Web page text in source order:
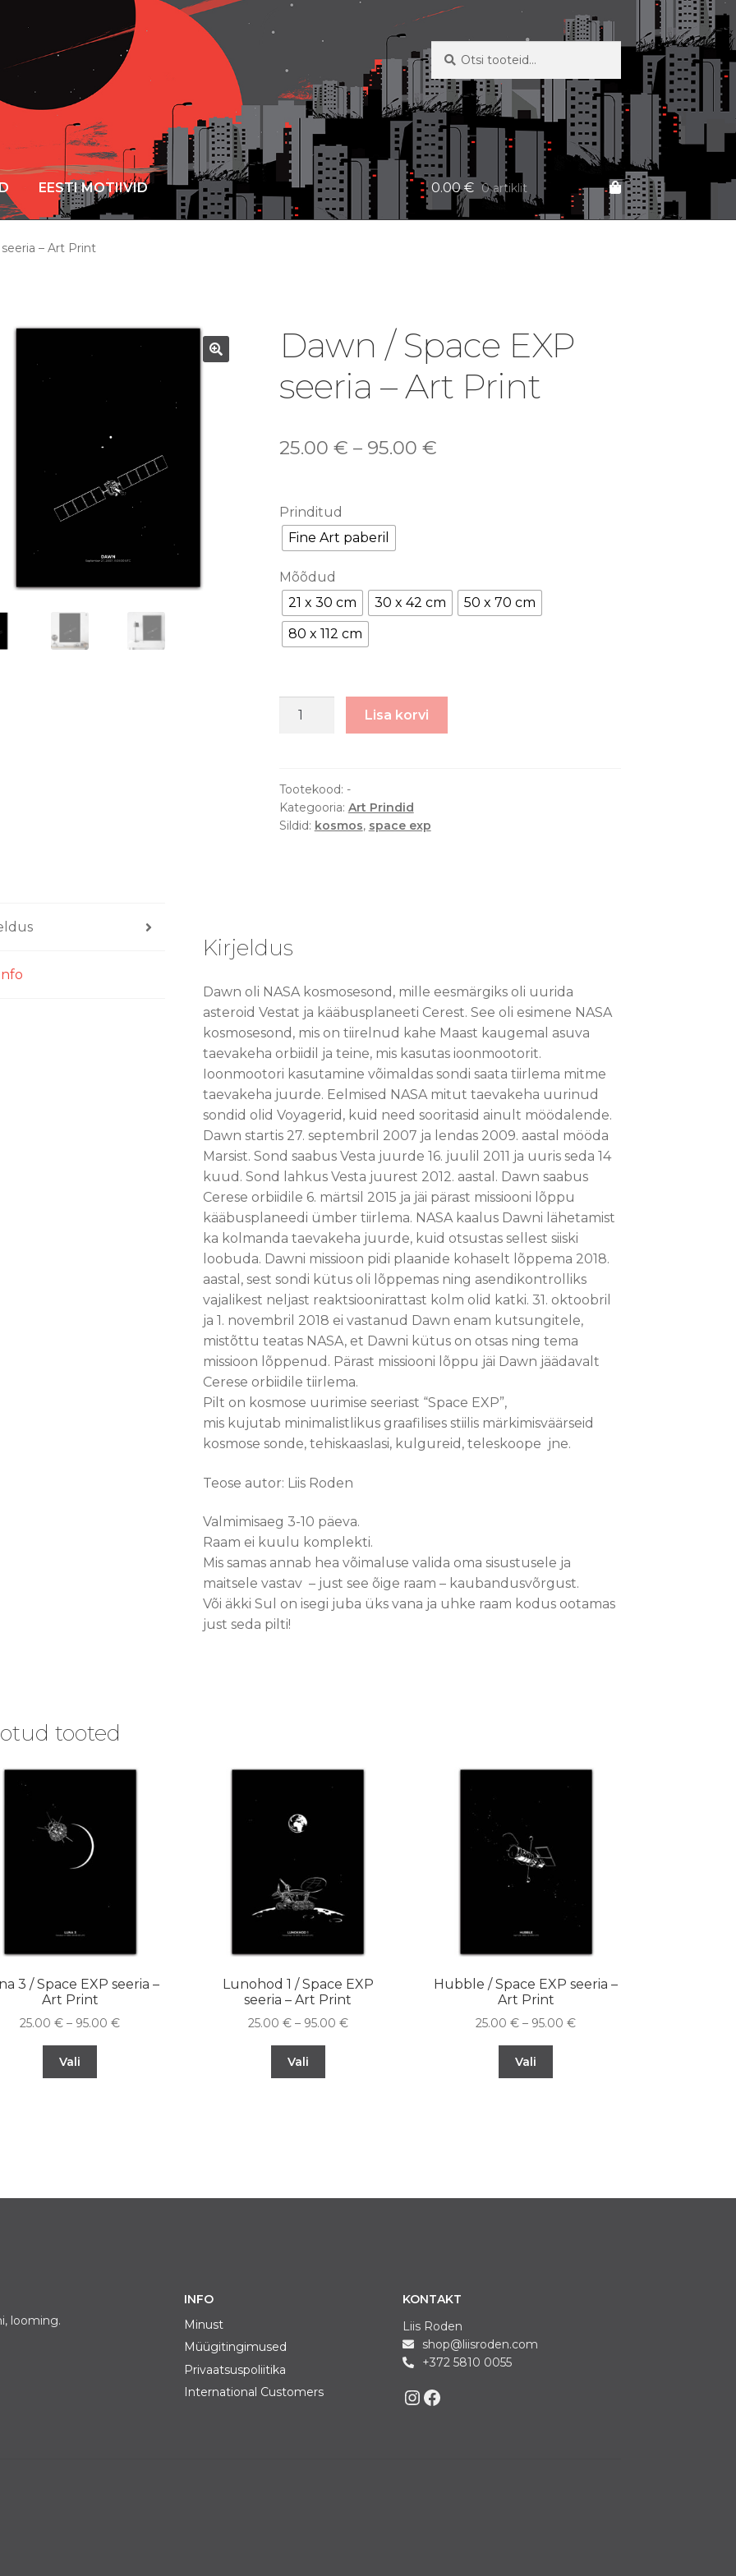
Otsi:
Otsi
EESTI MOTIIVID 0.00€ 0 artiklit
– Art Print
Dawn / Space EXP
seeria – Art Print
25.00 € – 95.00 €
Prinditud
Fine Art paberil
Mõõdud
21 x 30 cm
30 x 42 cm
50 x 70 cm
80 x 112 cm
Dawn
seeria
-
Art
Lisa korvi
Tootekood: -
Kategooria: Art Prindid
Sildid: kosmos, space exp
Kirjeldus
Dawn oli NASA kosmosesond, mille eesmärgiks oli uurida
asteroid Vestat ja kääbusplaneeti Cerest. See oli esimene NASA
kosmosesond, mis on tiirelnud kahe Maast kaugemal asuva
taevakeha orbiidil ja teine, mis kasutas ioonmootorit.
Ioonmootori kasutamine võimaldas sondi saata tiirlema mitme
taevakeha juurde. Eelmised NASA mitut taevakeha uurinud
sondid olid Voyagerid, kuid need sooritasid ainult möödalende.
Dawn startis 27. septembril 2007 ja lendas 2009. aastal mööda
Marsist. Sond saabus Vesta juurde 16. juulil 2011 ja uuris seda 14
kuud. Sond lahkus Vesta juurest 2012. aastal. Dawn saabus
Cerese orbiidile 6. märtsil 2015 ja jäi pärast missiooni lõppu
kääbusplaneedi ümber tiirlema. NASA kaalus Dawni lähetamist
ka kolmanda taevakeha juurde, kuid otsustas sellest siiski
loobuda. Dawni missioon pidi plaanide kohaselt lõppema 2018.
aastal, sest sondi kütus oli lõppemas ning asendikontrolliks
vajalikest neljast reaktsioonirattast kolm olid katki. 31. oktoobril
ja 1. novembril 2018 ei vastanud Dawn enam kutsungitele,
mistõttu teatas NASA, et Dawni kütus on otsas ning tema
missioon lõppenud. Pärast missiooni lõppu jäi Dawn jäädavalt
Cerese orbiidile tiirlema.
Pilt on kosmose uurimise seeriast “Space EXP”,
mis kujutab minimalistlikus graafilises stiilis märkimisväärseid
kosmose sonde, tehiskaaslasi, kulgureid, teleskoope jne.
Teose autor: Liis Roden
Valmimisaeg 3-10 päeva.
Raam ei kuulu komplekti.
Mis samas annab hea võimaluse valida oma sisustusele ja
maitsele vastav – just see õige raam – kaubandusvõrgust.
Või äkki Sul on isegi juba üks vana ja uhke raam kodus ootamas
just seda pilti!
tooted
3 / Space EXP seeria –
Art Print
25.00€ – 95.00€
Vali
Lunohod 1 / Space EXP
seeria – Art Print
25.00 €– 95.00 €
Vali
Hubble / Space EXP seeria –
Art Print
25.00€ – 95.00€
Vali
looming.
INFO
Minust
Müügitingimused
Privaatsuspoliitika
International Customers
KONTAKT
Liis Roden
shop@liisroden.com
+372 5810 0055
Liis on InstagramLiis on Facebook